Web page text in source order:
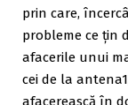
prin care,
probleme ce țin
afacerile unui
cei de la
afacerească în